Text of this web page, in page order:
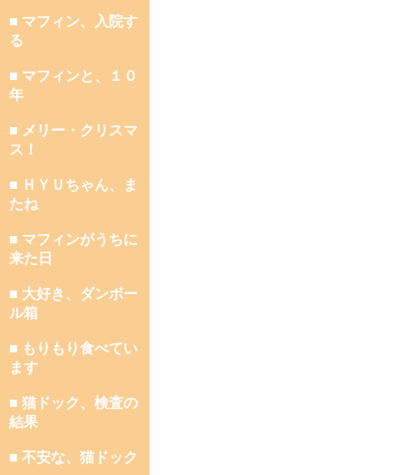
■ マフィン、入院す
る
■ マフィンと、１０
年
■ メリー・クリスマ
ス！
■ ＨＹＵちゃん、ま
たね
■ マフィンがうちに
来た日
■ 大好き、ダンボー
ル箱
■ もりもり食べてい
ます
■ 猫ドック、検査の
結果
■ 不安な、猫ドック